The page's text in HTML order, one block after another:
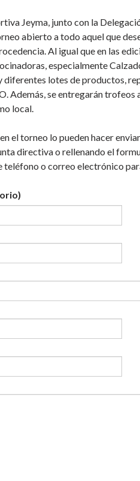
Jeyma, junto con la
abierto a todo aquel que
Al igual que en las
especialmente
diferentes lotes de productos,
Además, se entregarán
local.
el torneo lo pueden hacer
directiva o rellenando el
teléfono o correo electrónico